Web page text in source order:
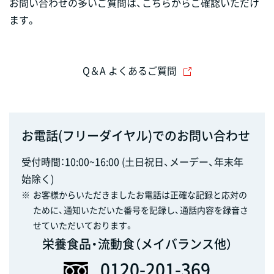
ます。
Q＆A よくあるご質問
お電話(フリーダイヤル)でのお問い合わせ
受付時間：10:00~16:00 (土日祝日、メーデー、年末年
始除く)
※ お客様からいただきましたお電話は正確な記録と応対の
ために、通知いただいた番号を記録し、通話内容を録音さ
せていただいております。
栄養食品・流動食（メイバランス他）